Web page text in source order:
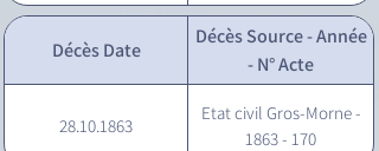
Décès Date
Décès Source - Année
- N° Acte
28.10.1863
Etat civil Gros-Morne -
1863 - 170